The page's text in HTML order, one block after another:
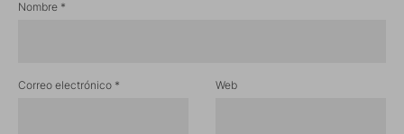
Nombre *
Correo electrónico * Web